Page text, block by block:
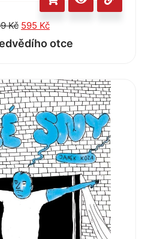
Kč 595 Kč
otce